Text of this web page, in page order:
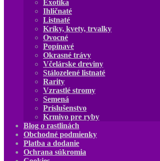
Exotika
Ihličnaté
Listnaté
Kríky, kvety, trvalky
Ovocné
Popínavé
Okrasné trávy
Včelárske dreviny
Stálozelené listnaté
Rarity
Vzrastlé stromy
Semená
Príslušenstvo
Krmivo pre ryby
Blog o rastlinách
Obchodné podmienky
Platba a dodanie
Ochrana súkromia